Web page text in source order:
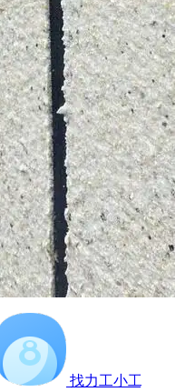
找力工小工